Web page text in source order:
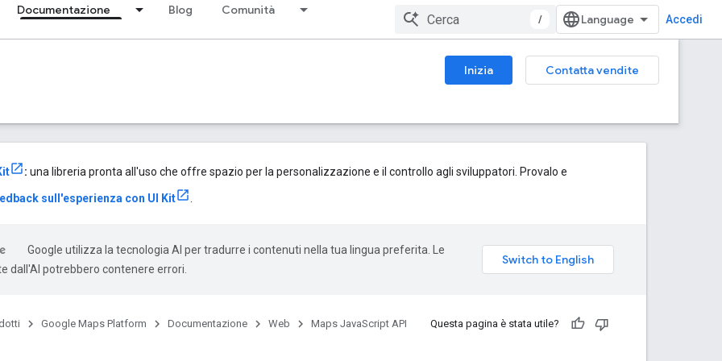
Documentazione Blog Comunità
/ Accedi
Inizia
Contatta vendite
: una libreria pronta all'uso che offre spazio per la personalizzazione e il controllo agli sviluppatori. Provalo e
sull'esperienza con UI Kit .
Google utilizza la tecnologia AI per tradurre i contenuti nella tua lingua preferita. Le
dall'AI potrebbero contenere errori.
Google Maps Platform Documentazione Web
Maps JavaScript API
Questa pagina è stata utile?